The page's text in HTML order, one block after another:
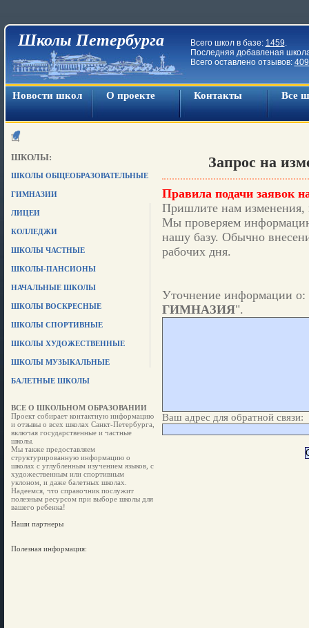
Школы Петербурга Всего школ в базе: 1459.
Последняя добавленая
Всего оставлено отзывов:
Новости школ О проекте Контакты Все
ШКОЛЫ:
ШКОЛЫ ОБЩЕОБРАЗОВАТЕЛЬНЫЕ
ГИМНАЗИИ
ЛИЦЕИ
КОЛЛЕДЖИ
ШКОЛЫ ЧАСТНЫЕ
ШКОЛЫ-ПАНСИОНЫ
НАЧАЛЬНЫЕ ШКОЛЫ
ШКОЛЫ ВОСКРЕСНЫЕ
ШКОЛЫ СПОРТИВНЫЕ
ШКОЛЫ ХУДОЖЕСТВЕННЫЕ
ШКОЛЫ МУЗЫКАЛЬНЫЕ
БАЛЕТНЫЕ ШКОЛЫ
ВСЕ О ШКОЛЬНОМ ОБРАЗОВАНИИ
Проект собирает контактную информацию
и отзывы о всех школах Санкт-Петербурга,
включая государственные и частные
школы.
Мы также предоставляем
структурированную информацию о
школах с углубленным изучением языков, с
художественным или спортивным
уклоном, и даже балетных школах.
Надеемся, что справочник послужит
полезным ресурсом при выборе школы для
вашего ребенка!
Наши партнеры
Полезная информация:
Запрос на
Правила подачи заявок
Пришлите нам изменения,
Мы проверяем
нашу базу. Обычно
рабочих дня.
Уточнение информации о:
ГИМНАЗИЯ".
Ваш адрес для обратной связи: